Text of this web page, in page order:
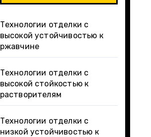
Технологии отделки с
высокой устойчивостью к
ржавчине
Технологии отделки с
высокой стойкостью к
растворителям
Технологии отделки с
низкой устойчивостью к